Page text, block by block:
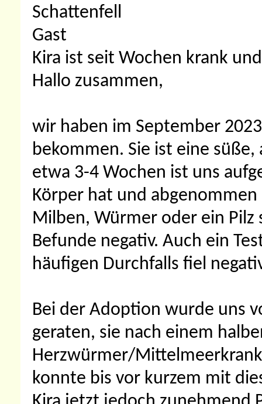
Schattenfell
Gast
Kira ist seit Wochen krank
Hallo zusammen,
wir haben im September
bekommen. Sie ist eine
etwa 3-4 Wochen ist uns
Körper hat und
Milben, Würmer oder ein
Befunde negativ. Auch ein
häufigen Durchfalls fiel
Bei der Adoption wurde uns
geraten, sie nach einem
Herzwürmer/
konnte bis vor kurzem mit